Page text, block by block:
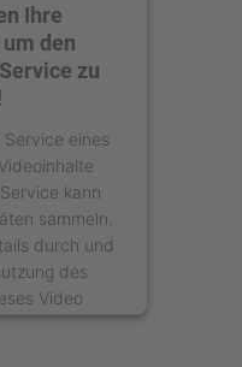
Ihre
den
zu
eines
kann
sammeln.
durch und
des
Video